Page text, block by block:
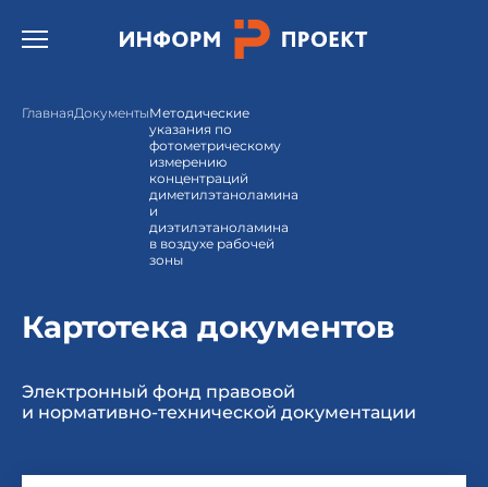
Открыть бургер меню.
ГлавнаяДокументыМетодические
указания по
фотометрическому
измерению
концентраций
диметилэтаноламина
и
диэтилэтаноламина
в воздухе рабочей
зоны
Картотека документов
Электронный фонд правовой
и нормативно-технической документации